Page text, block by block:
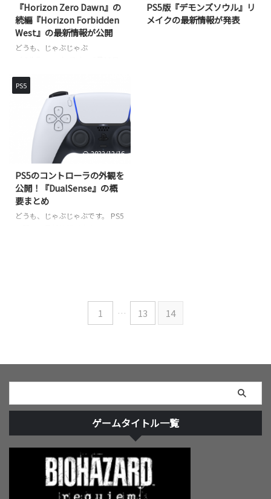
blog.ja.playstation.com デフォ
ルトカラーが白色になり、未来感
を感じさせる洗練されたデザイン
です。 Pla ...
『Horizon Zero Dawn』の
続編『Horizon Forbidden
West』の最新情報が公開
どうも、じゃぶじゃぶ
内で、Horizonの続編となる
『Horizon Forbidden West』の
情報が公開されました。 日本時
間6月12日(金) 午前5時スター
ト：PlayStation®5が実現する未
来のゲーム体験 日本時間6月5日
(金)午前5時より、PlayStation®5
介する映像イベントを放送しま
す。ぜひご視聴ください。
blog.ja.playstation.com Horizon
はゲリ ...
PS5版『デモンズソウル』リ
メイクの最新情報が発表
PS5
2022/12/16
PS5のコントローラの外観を
公開！『DualSense』の概
要まとめ
どうも、じゃぶじゃぶです。 PS5
た。 PlayStation®5用 新ワイヤレ
スコントローラーDualSense™の
外観を初公開！詳細はこちら⇒
1 … 13 14
ゲームタイトル一覧